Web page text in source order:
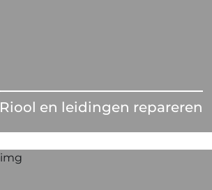
Riool en leidingen repareren